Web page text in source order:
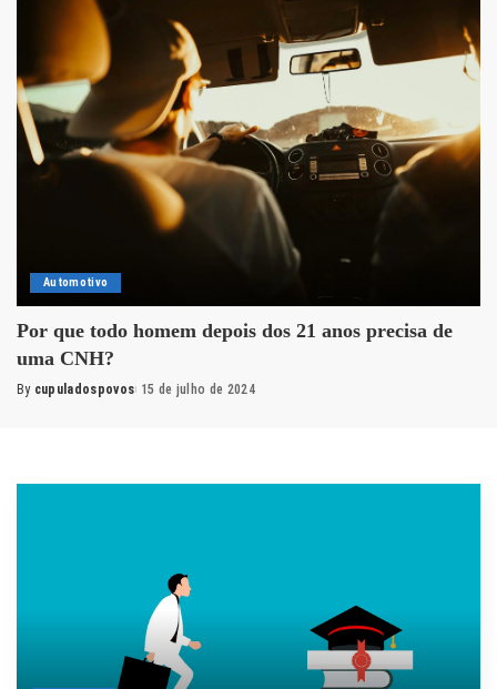
Automotivo
Por que todo homem depois dos 21 anos precisa de
uma CNH?
By cupuladospovos 15 de julho de 2024